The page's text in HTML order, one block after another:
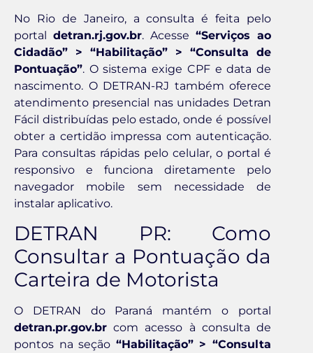
No Rio de Janeiro, a consulta é feita pelo
portal detran.rj.gov.br. Acesse “Serviços ao
Cidadão” > “Habilitação” > “Consulta de
Pontuação”. O sistema exige CPF e data de
nascimento. O DETRAN-RJ também oferece
atendimento presencial nas unidades Detran
Fácil distribuídas pelo estado, onde é possível
obter a certidão impressa com autenticação.
Para consultas rápidas pelo celular, o portal é
responsivo e funciona diretamente pelo
navegador mobile sem necessidade de
instalar aplicativo.
DETRAN PR: Como
Consultar a Pontuação da
Carteira de Motorista
O DETRAN do Paraná mantém o portal
detran.pr.gov.br com acesso à consulta de
pontos na seção “Habilitação” > “Consulta